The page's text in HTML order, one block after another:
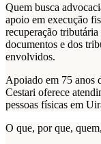
Quem busca
apoio em execução
recuperação
documentos e dos
envolvidos.
Apoiado em 75 anos
Cestari oferece
pessoas físicas em
O que, por que,